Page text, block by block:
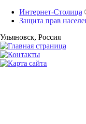
Интернет-Столица
Защита прав
Ульяновск, Россия